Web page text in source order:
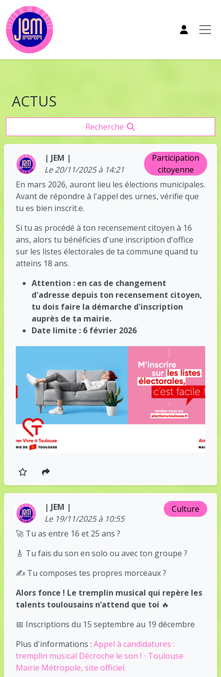
Aller au contenu principal
ACTUS
Recherche
| JEM |
Le 20/11/2025 à 14:21
Participation
citoyenne
En mars 2026, auront lieu les élections municipales.
Avant de répondre à l'appel des urnes, vérifie que
tu es bien inscrit.e.
Si tu as procédé à ton recensement citoyen à 16
ans, alors tu bénéficies d'une inscription d'office
sur les listes électorales de ta commune quand tu
atteins 18 ans.
Attention : en cas de changement
d'adresse depuis ton recensement citoyen,
tu dois faire la démarche d'inscription
auprès de ta mairie.
Date limite : 6 février 2026
| JEM |
Le 19/11/2025 à 10:55
Culture
🚀 Tu as entre 16 et 25 ans ?
🎸 Tu fais du son en solo ou avec ton groupe ?
✍️ Tu composes tes propres morceaux ?
Alors fonce ! Le tremplin musical qui repère les
talents toulousains n’attend que toi 🔥
📅 Inscriptions du 15 septembre au 19 décembre
Plus d'informations : Appel à candidatures :
tremplin musical Décroche le son ! ⋅ Toulouse
Mairie Métropole, site officiel.